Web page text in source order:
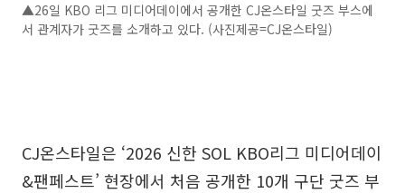
▲26일 KBO 리그 미디어데이에서 공개한 CJ온스타일 굿즈 부스에
서 관계자가 굿즈를 소개하고 있다. (사진제공=CJ온스타일)
CJ온스타일은 ‘2026 신한 SOL KBO리그 미디어데이
&팬페스트’ 현장에서 처음 공개한 10개 구단 굿즈 부